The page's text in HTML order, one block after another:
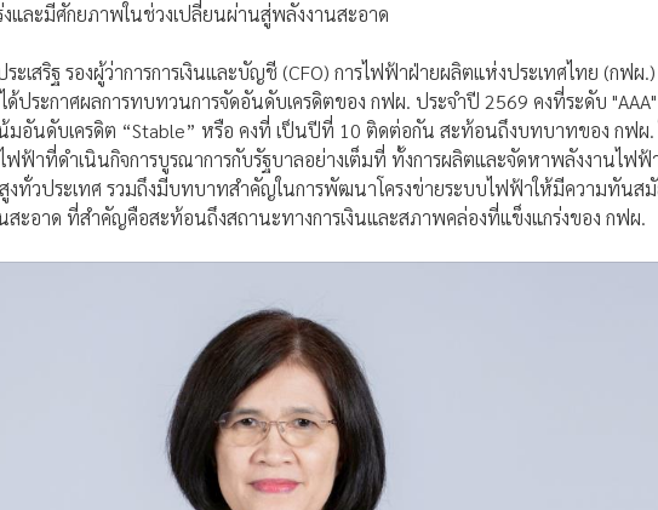
และมีศักยภาพในช่วงเปลี่ยนผ่านสู่พลังงานสะอาด
เสริฐ รองผู้ว่าการการเงินและบัญชี (CFO) การไฟฟ้าฝ่ายผลิตแห่งประเทศไทย (กฟผ.)
ด้ประกาศผลการทบทวนการจัดอันดับเครดิตของ กฟผ. ประจำปี 2569 คงที่ระดับ
มอันดับเครดิต “Stable” หรือ คงที่ เป็นปีที่ 10 ติดต่อกัน สะท้อนถึงบทบาทของ กฟผ.
ฟฟ้าที่ดำเนินกิจการบูรณาการกับรัฐบาลอย่างเต็มที่ ทั้งการผลิตและจัดหาพลังงานไฟฟ้
งทั่วประเทศ รวมถึงมีบทบาทสำคัญในการพัฒนาโครงข่ายระบบไฟฟ้าให้มีความทันสมั
สะอาด ที่สำคัญคือสะท้อนถึงสถานะทางการเงินและสภาพคล่องที่แข็งแกร่งของ กฟผ.